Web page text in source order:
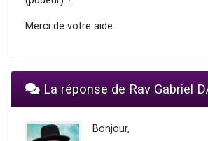
Merci de votre aide.
La réponse de Rav Gabriel
Bonjour,